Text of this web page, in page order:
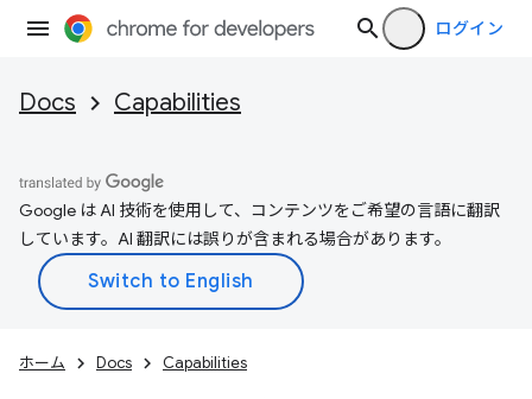
ログイン
Docs Capabilities
Google は AI 技術を使用して、コンテンツをご希望の言語に翻訳
しています。AI 翻訳には誤りが含まれる場合があります。
ホーム Docs Capabilities